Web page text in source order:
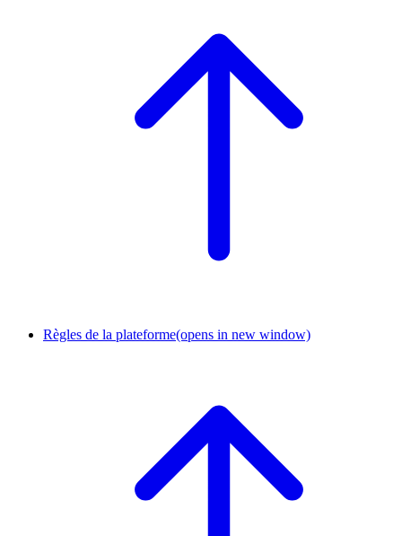
Règles de la plateforme(opens in new window)